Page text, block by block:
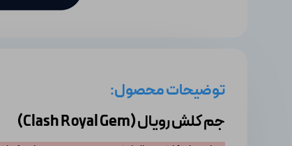
توضیحات محصول:
جم کلش رویال (Clash Royal Gem)